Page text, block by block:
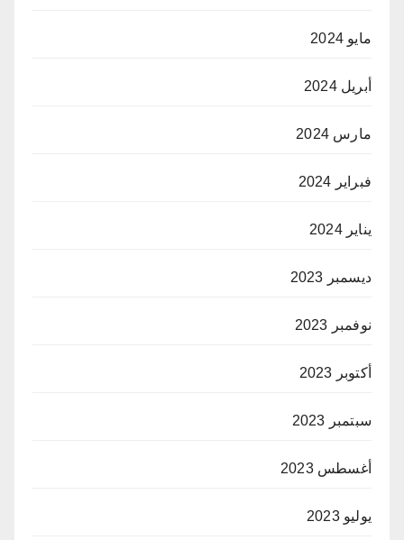
مايو 2024
أبريل 2024
مارس 2024
فبراير 2024
يناير 2024
ديسمبر 2023
نوفمبر 2023
أكتوبر 2023
سبتمبر 2023
أغسطس 2023
يوليو 2023